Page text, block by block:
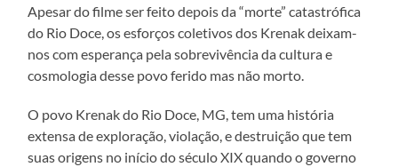
Apesar do filme ser feito depois da “morte” catastrófica
do Rio Doce, os esforços coletivos dos Krenak deixam-
nos com esperança pela sobrevivência da cultura e
cosmologia desse povo ferido mas não morto.
O povo Krenak do Rio Doce, MG, tem uma história
extensa de exploração, violação, e destruição que tem
suas origens no início do século XIX quando o governo